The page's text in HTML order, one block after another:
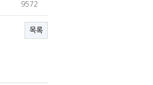
9572
목록